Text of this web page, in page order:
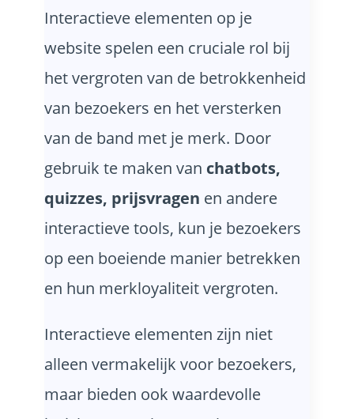
Interactieve elementen op je
website spelen een cruciale rol bij
het vergroten van de betrokkenheid
van bezoekers en het versterken
van de band met je merk. Door
gebruik te maken van chatbots,
quizzes, prijsvragen en andere
interactieve tools, kun je bezoekers
op een boeiende manier betrekken
en hun merkloyaliteit vergroten.
Interactieve elementen zijn niet
alleen vermakelijk voor bezoekers,
maar bieden ook waardevolle